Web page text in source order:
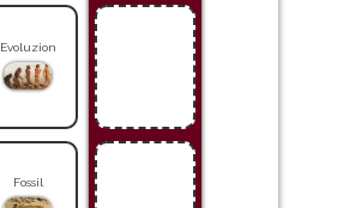
Evoluzion
Fossil